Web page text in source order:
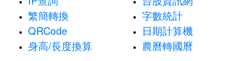
繁簡轉換
QRCode
身高/長度換算
字數統計
日期計算機
農曆轉國曆